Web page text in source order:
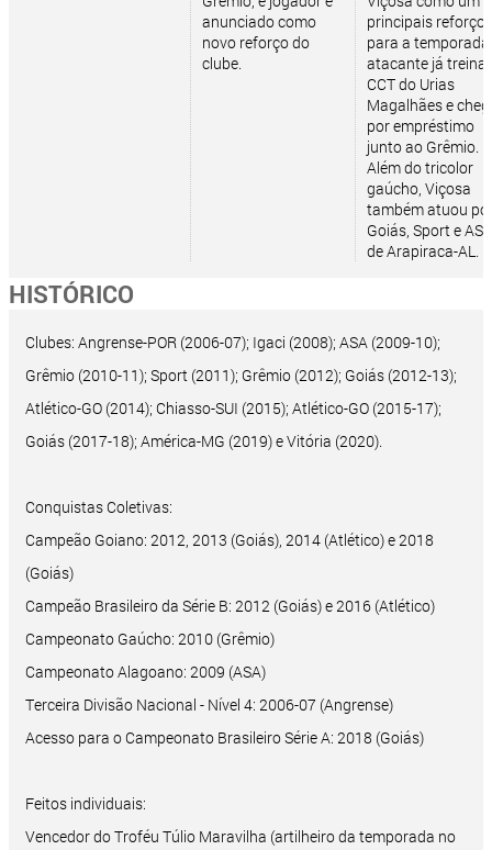
anunciado como
novo reforço do
clube.
principais reforços
para a
atacante já treina
CCT do Urias
Magalhães e
por empréstimo
junto ao Grêmio.
Além do tricolor
gaúcho, Viçosa
também atuou
Goiás, Sport e ASA
de Arapiraca-AL.
HISTÓRICO
Clubes: Angrense-POR (2006-07); Igaci (2008); ASA (2009-10);
Grêmio (2010-11); Sport (2011); Grêmio (2012); Goiás (2012-13);
Atlético-GO (2014); Chiasso-SUI (2015); Atlético-GO (2015-17);
Goiás (2017-18); América-MG (2019) e Vitória (2020).
Conquistas Coletivas:
Campeão Goiano: 2012, 2013 (Goiás), 2014 (Atlético) e 2018
(Goiás)
Campeão Brasileiro da Série B: 2012 (Goiás) e 2016 (Atlético)
Campeonato Gaúcho: 2010 (Grêmio)
Campeonato Alagoano: 2009 (ASA)
Terceira Divisão Nacional - Nível 4: 2006-07 (Angrense)
Acesso para o Campeonato Brasileiro Série A: 2018 (Goiás)
Feitos individuais:
Vencedor do Troféu Túlio Maravilha (artilheiro da temporada no